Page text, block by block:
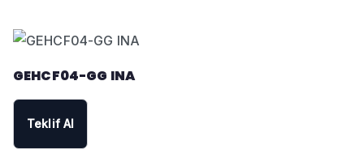
GEHCF04-GG INA
Teklif Al